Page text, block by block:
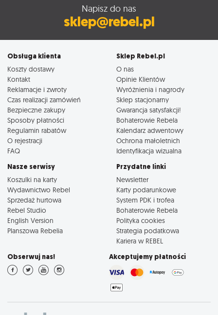
Napisz do nas
sklep@rebel.pl
Obsługa klienta
Koszty dostawy
Kontakt
Reklamacje i zwroty
Czas realizacji zamówień
Bezpieczne zakupy
Sposoby płatności
Regulamin rabatów
O rejestracji
FAQ
Sklep Rebel.pl
O nas
Opinie Klientów
Wyróżnienia i nagrody
Sklep stacjonarny
Gwarancja satysfakcji!
Bohaterowie Rebela
Kalendarz adwentowy
Ochrona małoletnich
Identyfikacja wizualna
Nasze serwisy
Koszulki na karty
Wydawnictwo Rebel
Sprzedaż hurtowa
Rebel Studio
English Version
Planszowa Rebelia
Przydatne linki
Newsletter
Karty podarunkowe
System PDK i trofea
Bohaterowie Rebela
Polityka cookies
Strategia podatkowa
Kariera w REBEL
Obserwuj nas! Akceptujemy płatności